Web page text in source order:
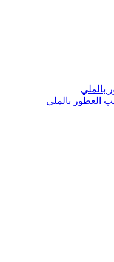
بالملي
العطور بالملي